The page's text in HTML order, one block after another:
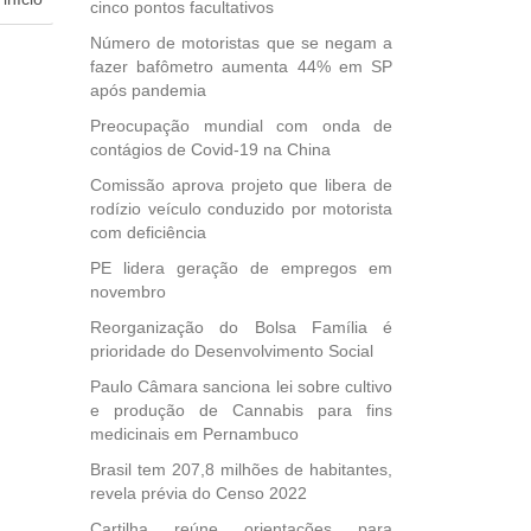
cinco pontos facultativos
Número de motoristas que se negam a
fazer bafômetro aumenta 44% em SP
após pandemia
Preocupação mundial com onda de
contágios de Covid-19 na China
Comissão aprova projeto que libera de
rodízio veículo conduzido por motorista
com deficiência
PE lidera geração de empregos em
novembro
Reorganização do Bolsa Família é
prioridade do Desenvolvimento Social
Paulo Câmara sanciona lei sobre cultivo
e produção de Cannabis para fins
medicinais em Pernambuco
Brasil tem 207,8 milhões de habitantes,
revela prévia do Censo 2022